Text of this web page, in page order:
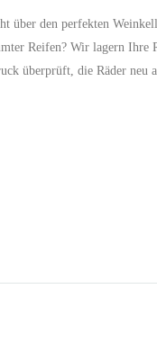
den perfekten
Reifen? Wir lagern Ihre
überprüft, die Räder neu